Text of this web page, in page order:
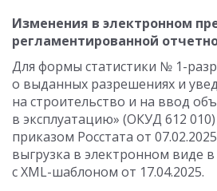
Изменения в электронном
регламентированной
Для формы статистики № 1-
о выданных разрешениях и
на строительство и на ввод
в эксплуатацию» (ОКУД 612
приказом Росстата от 07.02.2025
выгрузка в электронном виде
с XML-шаблоном от 17.04.2025.